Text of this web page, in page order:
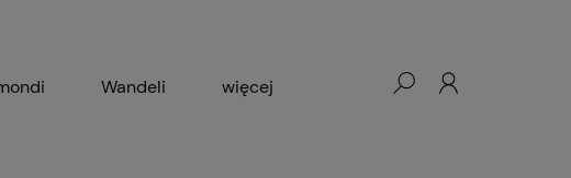
Wandeli więcej